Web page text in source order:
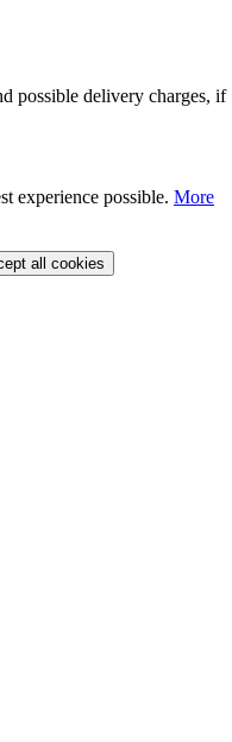
possible delivery charges, if
experience possible. More
all cookies